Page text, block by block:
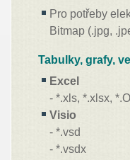
Pro potřeby
Bitmap (.jpg,
Tabulky, grafy,
Excel
- *.xls, *.xlsx,
Visio
- *.vsd
- *.vsdx